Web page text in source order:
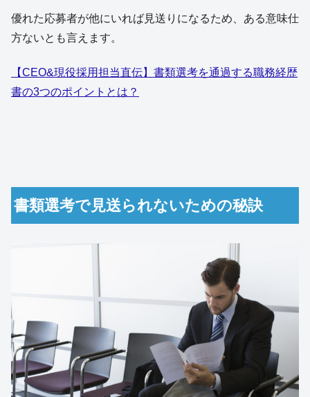
優れた応募者が他にいれば見送りになるため、ある意味仕
方ないとも言えます。
【CEO&現役採用担当直伝】書類選考を通過する職務経歴
書の3つのポイントとは？
書類選考で見送られないための秘訣